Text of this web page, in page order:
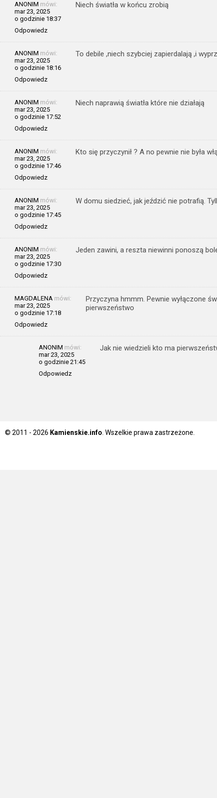
ANONIM mówi:
mar 23, 2025
o godzinie 18:37
Odpowiedz
Niech światła w końcu zrobią
ANONIM mówi:
mar 23, 2025
o godzinie 18:16
Odpowiedz
To debile ,niech szybciej zapierdalają ,i
ANONIM mówi:
mar 23, 2025
o godzinie 17:52
Odpowiedz
Niech naprawią światła które nie działają
ANONIM mówi:
mar 23, 2025
o godzinie 17:46
Odpowiedz
Kto się przyczynił ? A no pewnie nie była
ANONIM mówi:
mar 23, 2025
o godzinie 17:45
Odpowiedz
W domu siedzieć, jak jeździć nie potrafią.
ANONIM mówi:
mar 23, 2025
o godzinie 17:30
Odpowiedz
Jeden zawini, a reszta niewinni ponoszą
MAGDALENA mówi:
mar 23, 2025
o godzinie 17:18
Odpowiedz
Przyczyna hmmm. Pewnie wyłączone
pierwszeństwo
ANONIM mówi:
mar 23, 2025
o godzinie 21:45
Odpowiedz
Jak nie wiedzieli kto ma
© 2011 - 2026 Kamienskie.info . Wszelkie prawa zastrzeżone.